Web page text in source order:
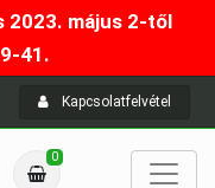
2023. május 2-től
41.
Kapcsolatfelvétel
0